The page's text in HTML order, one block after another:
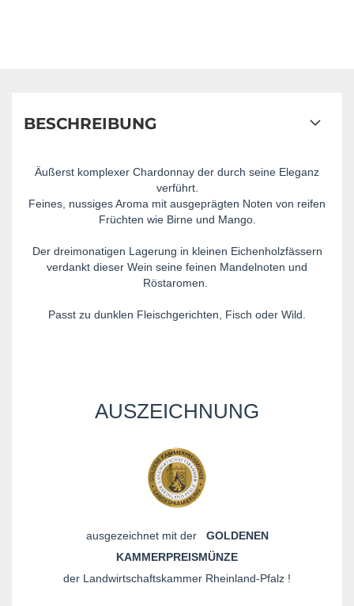
BESCHREIBUNG
Äußerst komplexer Chardonnay der durch seine Eleganz
verführt.
Feines, nussiges Aroma mit ausgeprägten Noten von reifen
Früchten wie Birne und Mango.
Der dreimonatigen Lagerung in kleinen Eichenholzfässern
verdankt dieser Wein seine feinen Mandelnoten und
Röstaromen.
Passt zu dunklen Fleischgerichten, Fisch oder Wild.
AUSZEICHNUNG
ausgezeichnet mit der GOLDENEN
KAMMERPREISMÜNZE
der Landwirtschaftskammer Rheinland-Pfalz !